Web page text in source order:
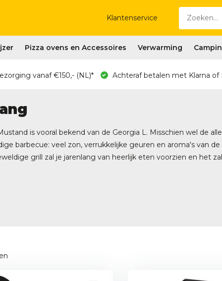
Klantenservice
Pizza ovens en Accessoires Verwarming
vanaf €150,- (NL)* Achteraf betalen met Klarna of
is vooral bekend van de Georgia L. Misschien wel de
barbecue: veel zon, verrukkelijke geuren en aroma's van
grill zal je jarenlang van heerlijk eten voorzien en het zal